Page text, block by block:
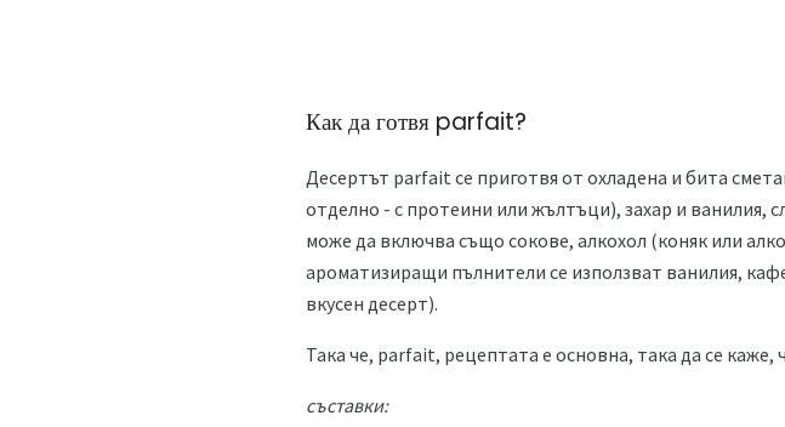
Как да готвя parfait?
Десертът parfait се приготвя от охладена и бита
отделно - с протеини или жълтъци), захар и ванилия,
може да включва също сокове, алкохол (коняк или
ароматизиращи пълнители се използват ванилия,
вкусен десерт).
Така че, parfait, рецептата е основна, така да се каже,
съставки: